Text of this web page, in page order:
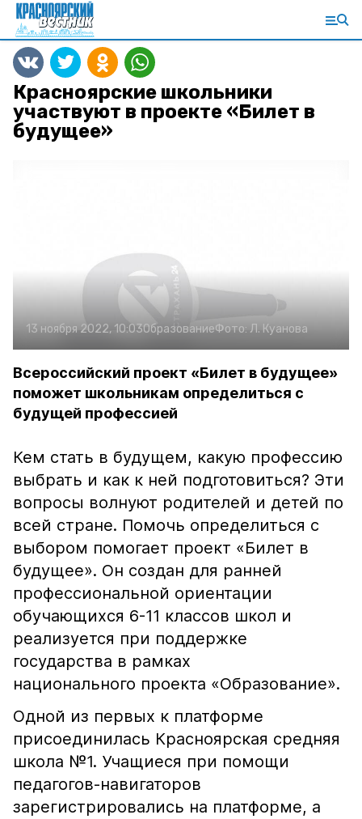
Красноярские школьники
участвуют в проекте «Билет в
будущее»
13 ноября 2022, 10:03ОбразованиеФото: Л. Куанова
Всероссийский проект «Билет в будущее»
поможет школьникам определиться с
будущей профессией
Кем стать в будущем, какую профессию
выбрать и как к ней подготовиться? Эти
вопросы волнуют родителей и детей по
всей стране. Помочь определиться с
выбором помогает проект «Билет в
будущее». Он создан для ранней
профессиональной ориентации
обучающихся 6-11 классов школ и
реализуется при поддержке
государства в рамках
национального проекта «Образование».
Одной из первых к платформе
присоединилась Красноярская средняя
школа №1. Учащиеся при помощи
педагогов-навигаторов
зарегистрировались на платформе, а